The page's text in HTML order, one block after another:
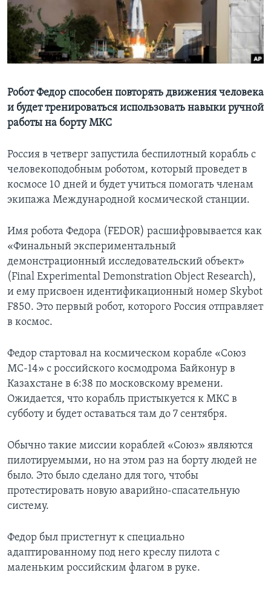
Learning English
СОЦИАЛЬНЫЕ СЕТИ
Языки
Робот Федор способен повторять движения человека
и будет тренироваться использовать навыки ручной
работы на борту МКС
Россия в четверг запустила беспилотный корабль с
человекоподобным роботом, который проведет в
космосе 10 дней и будет учиться помогать членам
экипажа Международной космической станции.
Имя робота Федора (FEDOR) расшифровывается как
«Финальный экспериментальный
демонстрационный исследовательский объект»
(Final Experimental Demonstration Object Research),
и ему присвоен идентификационный номер Skybot
F850. Это первый робот, которого Россия отправляет
в космос.
Федор стартовал на космическом корабле «Союз
МС-14» с российского космодрома Байконур в
Казахстане в 6:38 по московскому времени.
Ожидается, что корабль пристыкуется к МКС в
субботу и будет оставаться там до 7 сентября.
Обычно такие миссии кораблей «Союз» являются
пилотируемыми, но на этом раз на борту людей не
было. Это было сделано для того, чтобы
протестировать новую аварийно-спасательную
систему.
Федор был пристегнут к специально
адаптированному под него креслу пилота с
маленьким российским флагом в руке.